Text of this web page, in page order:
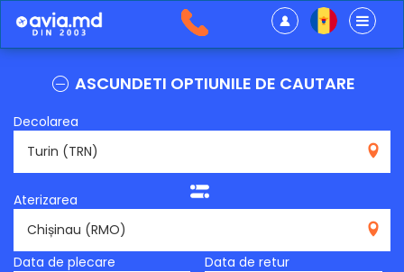
ASCUNDETI OPTIUNILE DE CAUTARE
Decolarea
Aterizarea
Data de plecare
Data de retur